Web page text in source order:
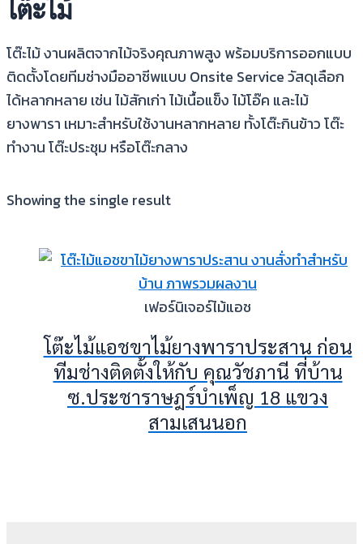
โต๊ะไม้
โต๊ะไม้ งานผลิตจากไม้จริงคุณภาพสูง พร้อมบริการออกแบบ
ติดตั้งโดยทีมช่างมืออาชีพแบบ Onsite Service วัสดุเลือก
ได้หลากหลาย เช่น ไม้สักเก่า ไม้เนื้อแข็ง ไม้โอ๊ค และไม้
ยางพารา เหมาะสำหรับใช้งานหลากหลาย ทั้งโต๊ะกินข้าว โต๊ะ
ทำงาน โต๊ะประชุม หรือโต๊ะกลาง
Showing the single result
เฟอร์นิเจอร์ไม้แอช
โต๊ะไม้แอชขาไม้ยางพาราประสาน ก่อน
ทีมช่างติดตั้งให้กับ คุณวัชภานี ที่บ้าน
ซ.ประชาราษฎร์บำเพ็ญ 18 แขวง
สามเสนนอก